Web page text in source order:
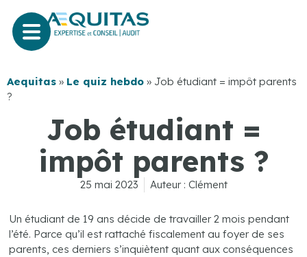
Aequitas » Le quiz hebdo » Job étudiant = impôt parents
?
Job étudiant =
impôt parents ?
25 mai 2023 Auteur : Clément
Un étudiant de 19 ans décide de travailler 2 mois pendant
l’été. Parce qu’il est rattaché fiscalement au foyer de ses
parents, ces derniers s’inquiètent quant aux conséquences